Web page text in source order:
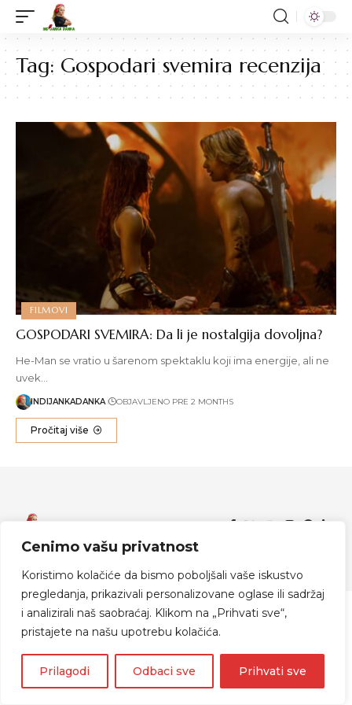
Cenimo vašu privatnost
Koristimo kolačiće da bismo poboljšali vaše iskustvo
pregledanja, prikazivali personalizovane oglase ili sadržaj
i analizirali naš saobraćaj. Klikom na „Prihvati sve“,
pristajete na našu upotrebu kolačića.
Prilagodi Odbaci sve Prihvati sve
Tag: Gospodari svemira recenzija
FILMOVI
GOSPODARI SVEMIRA: Da li je nostalgija dovoljna?
He-Man se vratio u šarenom spektaklu koji ima energije, ali ne
uvek…
INDIJANKADANKA OBJAVLJENO PRE 2 MONTHS
Pročitaj više
© 2024 Indijanka Danka